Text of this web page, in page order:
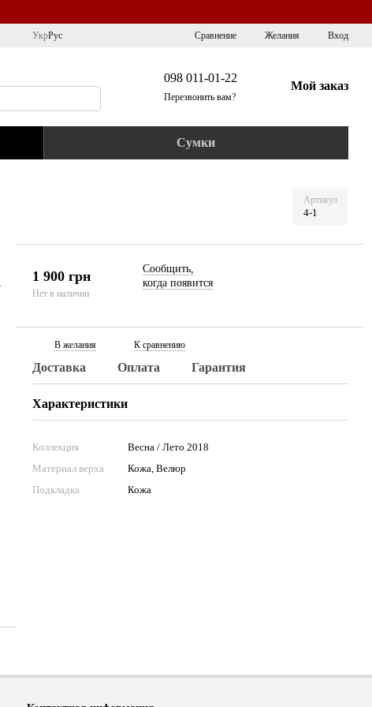
УкрРус Сравнение Желания Вход
098 011-01-22
Перезвонить вам?
Мой заказ
Сумки
Артикул
4-1
1 900 грн
Нет в наличии
Сообщить,
когда появится
В желания К сравнению
Доставка Оплата Гарантия
Характеристики
Коллекция
Весна / Лето 2018
Материал верха
Кожа, Велюр
Подкладка
Кожа